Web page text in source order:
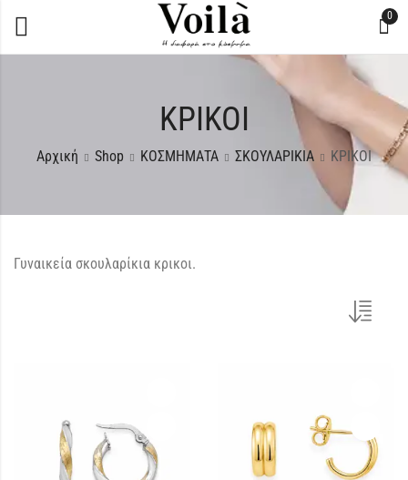
0
ΚΡΙΚΟΙ
Αρχική Shop ΚΟΣΜΗΜΑΤΑ ΣΚΟΥΛΑΡΙΚΙΑ ΚΡΙΚΟΙ
Γυναικεία σκουλαρίκια κρικοι.